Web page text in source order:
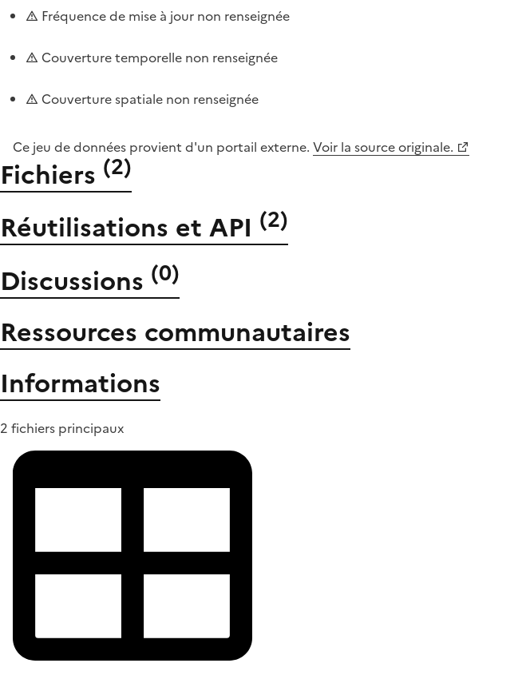
Fréquence de mise à jour non renseignée
Couverture temporelle non renseignée
Couverture spatiale non renseignée
Ce jeu de données provient d'un portail externe. Voir la source originale.
Fichiers (2)
Réutilisations et API (2)
Discussions (0)
Ressources communautaires
Informations
2 fichiers principaux